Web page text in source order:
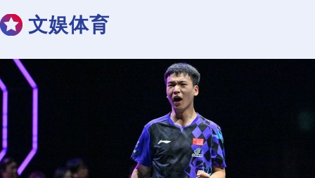
【新质生产力】未来产业 跑出“加速度”
【新质生产力】“迪拜人工智能周”在阿联酋迪拜开幕
【新质生产力】用人工智能解锁高质量发展密码
【新质生产力】人形机器人进厂“打工”记
【新质生产力】宁德时代发布3款电池新品
【新质生产力】“鲲龙”获得市场“准入证”
文娱体育